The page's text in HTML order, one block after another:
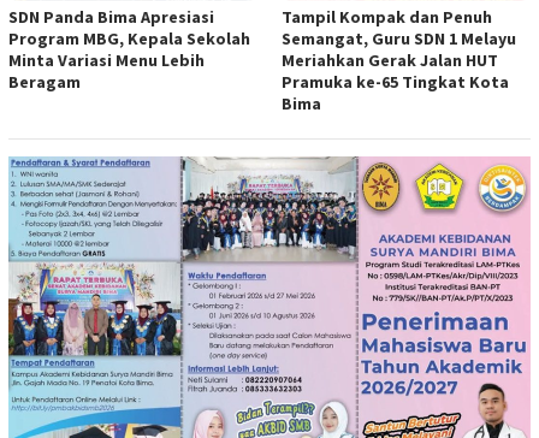
SDN Panda Bima Apresiasi
Program MBG, Kepala Sekolah
Minta Variasi Menu Lebih
Beragam
Tampil Kompak dan Penuh
Semangat, Guru SDN 1 Melayu
Meriahkan Gerak Jalan HUT
Pramuka ke-65 Tingkat Kota
Bima